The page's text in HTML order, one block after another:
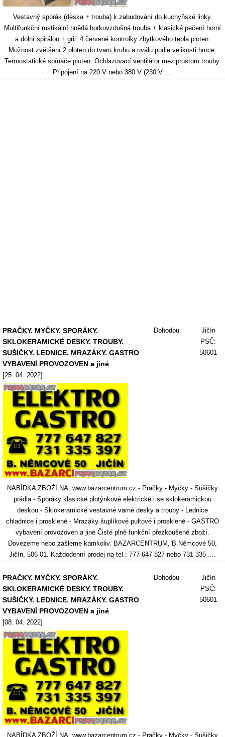
Vestavný sporák (deska + trouba) k zabudování do kuchyňské linky.
Multifunkční rustikální hnědá horkovzdušná trouba + klasické pečení horní
a dolní spirálou + gril. 4 červené kontrolky zbytkového tepla ploten.
Možnost zvětšení 2 ploten do tvaru kruhu a oválu podle velikosti hrnce.
Termostatické spínače ploten. Ochlazovací ventilátor meziprostoru trouby.
Připojení na 220 V nebo 380 V (230 V ....
PRAČKY. MYČKY. SPORÁKY.
SKLOKERAMICKÉ DESKY. TROUBY.
SUŠIČKY. LEDNICE. MRAZÁKY. GASTRO
VYBAVENÍ PROVOZOVEN a jiné
[25. 04. 2022]
Dohodou
Jičín
PSČ:
50601
NABÍDKA ZBOŽÍ NA: www.bazarcentrum.cz - Pračky - Myčky - Sušičky
prádla - Sporáky klasické plotýnkové elektrické i se sklokeramickou
deskou - Sklokeramické vestavné varné desky a trouby - Lednice
chladnice i prosklené - Mrazáky šuplíkové pultové i prosklené - GASTRO
vybavení provozoven a jiné Čisté plně funkční přezkoušené zboží.
Dovezeme nebo zašleme kamkoliv. BAZARCENTRUM, B.Němcové 50,
Jičín, 506 01. Každodenní prodej na tel.: 777 647 827 nebo 731 335 ....
PRAČKY. MYČKY. SPORÁKY.
SKLOKERAMICKÉ DESKY. TROUBY.
SUŠIČKY. LEDNICE. MRAZÁKY. GASTRO
VYBAVENÍ PROVOZOVEN a jiné
[08. 04. 2022]
Dohodou
Jičín
PSČ:
50601
NABÍDKA ZBOŽÍ NA: www.bazarcentrum.cz - Pračky - Myčky - Sušičky